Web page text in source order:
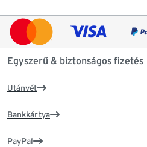
Egyszerű & biztonságos fizetés
Utánvét
Bankkártya
PayPal